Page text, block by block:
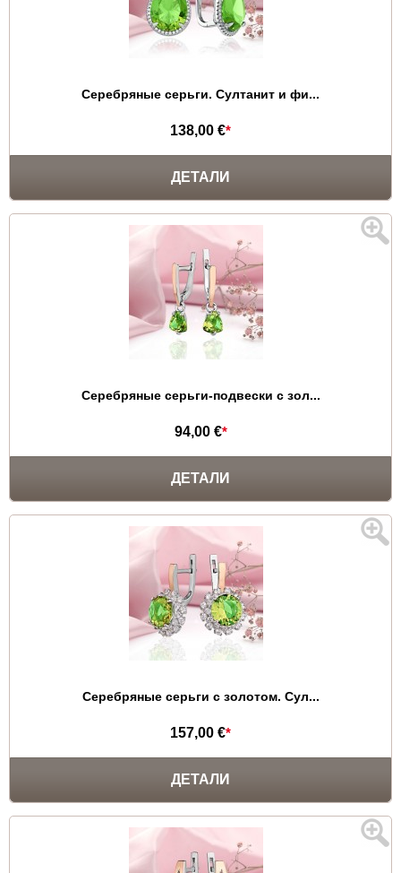
Серебряные серьги. Султанит и фи...
138,00 €*
ДЕТАЛИ
Серебряные серьги-подвески с зол...
94,00 €*
ДЕТАЛИ
Серебряные серьги с золотом. Сул...
157,00 €*
ДЕТАЛИ